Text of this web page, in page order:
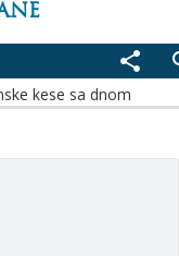
share
kese sa dnom